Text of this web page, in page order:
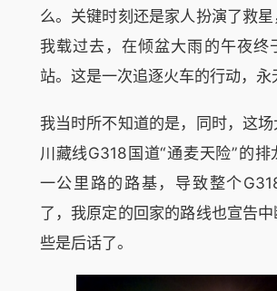
么。关键时刻还是家人扮演了救
我载过去，在倾盆大雨的午夜终
站。这是一次追逐火车的行动，永
我当时所不知道的是，同时，这
川藏线G318国道“通麦天险”的排
一公里路的路基，导致整个
了，我原定的回家的路线也宣告
些是后话了。